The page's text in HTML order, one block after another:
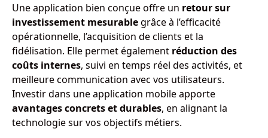
Une application bien conçue offre un retour sur
investissement mesurablegrâce à l’efficacité
opérationnelle, l’acquisition de clients et la
fidélisation. Elle permet également réduction des
coûts internes, suivi en temps réel des activités, et
meilleure communication avec vos utilisateurs.
Investir dans une application mobile apporte
avantages concrets et durables, en alignant la
technologie sur vos objectifs métiers.